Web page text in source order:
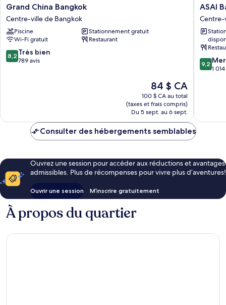
Grand
China
Bangkok
Centre-
ville
de
Bangkok
Grand China Bangkok
Centre-ville de Bangkok
Piscine
Stationnement gratuit
Wi-Fi gratuit
Restaurant
8.2
sur
8,2 Très bien
789 avis
Le
prix
est
de
84 $ CA
84 $ CA
100 $ CA au total
(taxes et frais compris)
Du 5 sept. au 6 sept.
ASAI
Centre-
ville
de
ASAI
Centre-
9.2
sur
9,2
1
Consulter des hébergements semblables
Ouvrez une session pour accéder aux réductions et avantages
admissibles. Plus de récompenses pour vivre plus d’aventures!
Ouvrir une session M’inscrire gratuitement
À propos du quartier